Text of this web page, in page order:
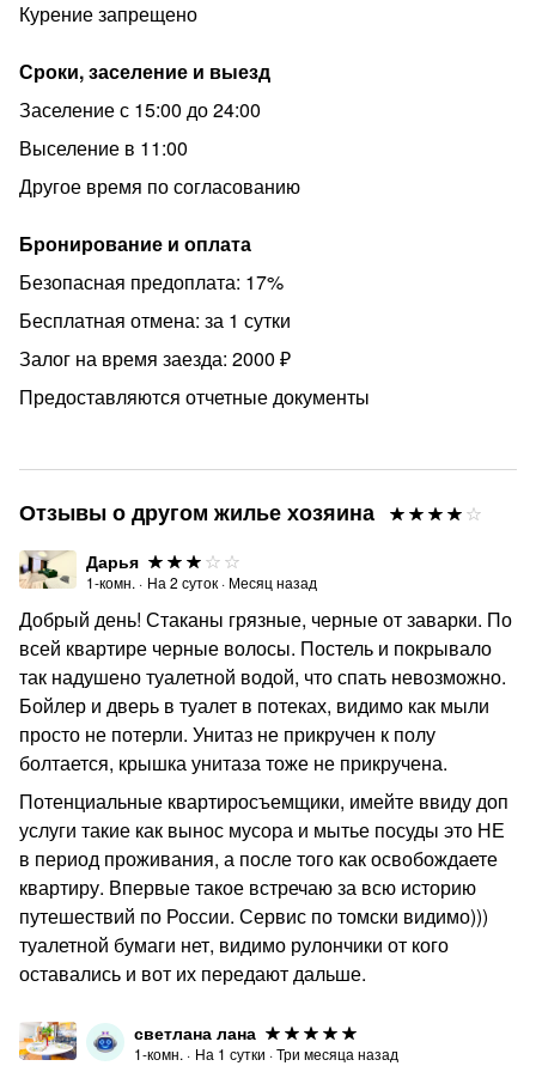
- Курение в квартире запрещено.
соблюдаться тишина во избежании конфликта с
соседями
- Проживание с домашними животными по
согласованию, за доп. плату.
можете самостоятельно заехать и выехать, в любое
удобное для Вас время, в границах установленного
времени заезда и выезда!
Мы всегда на связи и ждём Вас в гости!
Курение запрещено
Сроки, заселение и выезд
Заселение с 15:00 до 24:00
Выселение в 11:00
Другое время по согласованию
Бронирование и оплата
Безопасная предоплата: 17%
Бесплатная отмена: за 1 сутки
Залог на время заезда: 2000 ₽
Предоставляются отчетные документы
Отзывы о другом жилье хозяина
Дарья
1-комн. · На 2 суток · Месяц назад
Добрый день! Стаканы грязные, черные от заварки. По
всей квартире черные волосы. Постель и покрывало
так надушено туалетной водой, что спать невозможно.
Бойлер и дверь в туалет в потеках, видимо как мыли
просто не потерли. Унитаз не прикручен к полу
болтается, крышка унитаза тоже не прикручена.
Потенциальные квартиросъемщики, имейте ввиду доп
услуги такие как вынос мусора и мытье посуды это НЕ
в период проживания, а после того как освобождаете
квартиру. Впервые такое встречаю за всю историю
путешествий по России. Сервис по томски видимо)))
туалетной бумаги нет, видимо рулончики от кого
оставались и вот их передают дальше.
светлана лана
1-комн. · На 1 сутки ·Три месяца назад